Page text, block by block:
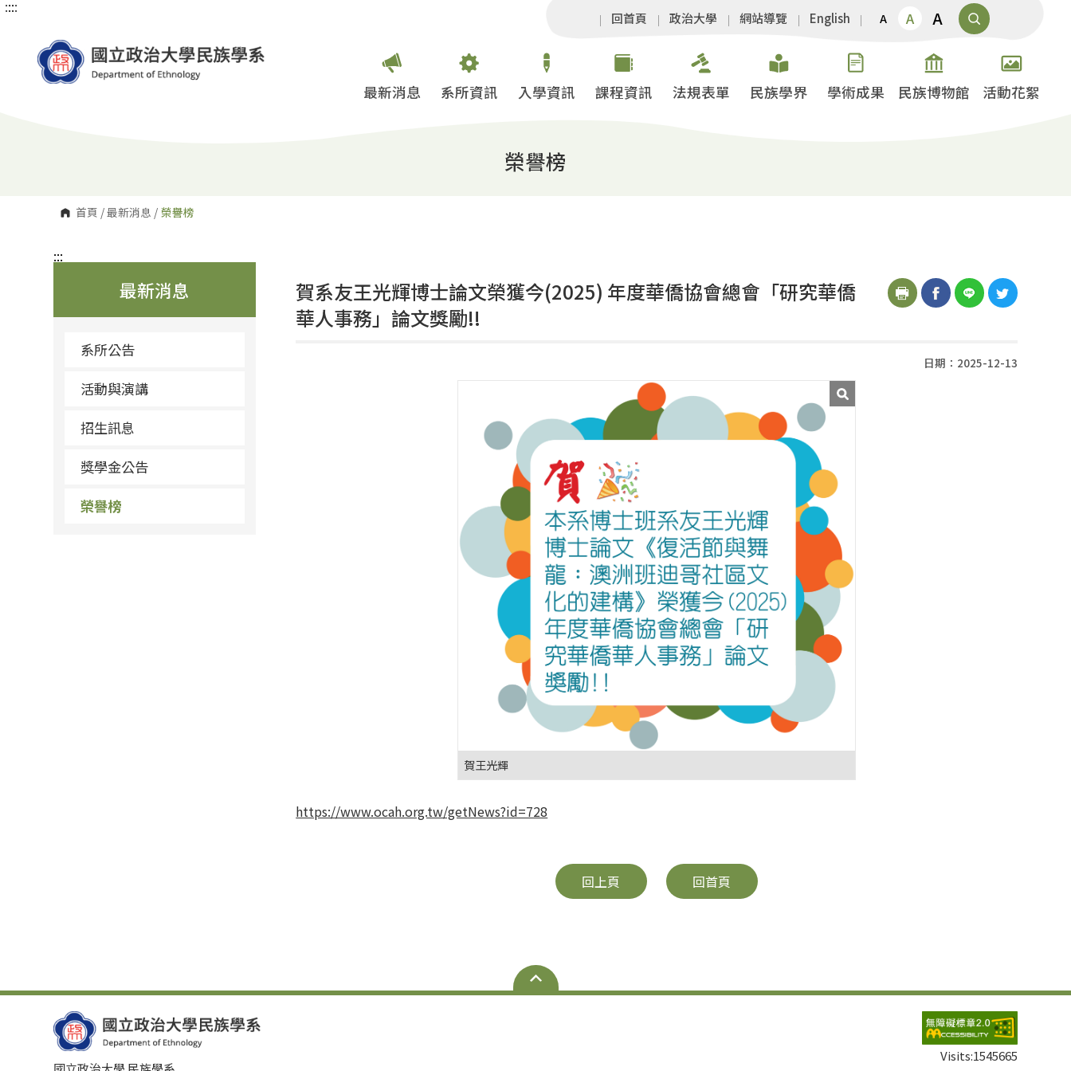
跳
:::
回首頁 政治大學 網站導覽 English A A A
最新消息 系所資訊 入學資訊 課程資訊 法規表單 民族學界 學術成果 民族博物館 活動花絮
榮譽榜
首頁 /最新消息 / 榮譽榜
:::
最新消息
系所公告
活動與演講
招生訊息
獎學金公告
榮譽榜
:::
賀系友王光輝博士論文榮獲今(2025) 年度華僑協會總會「研究華僑
華人事務」論文獎勵!!
日期：2025-12-13
賀王光輝
https://www.ocah.org.tw/getNews?id=728
回上頁 回首頁
Visits:1545665